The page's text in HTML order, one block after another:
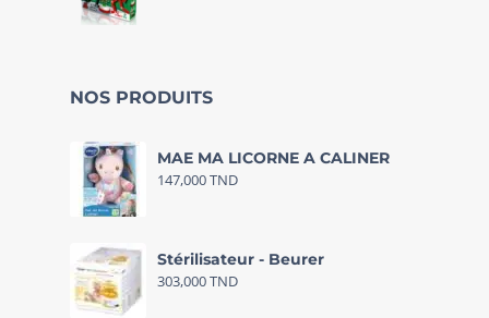
NOS PRODUITS
MAE MA LICORNE A CALINER
147,000TND
Stérilisateur - Beurer
303,000TND